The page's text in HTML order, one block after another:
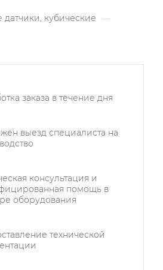
кубические —
заказа в течение дня
выезд специалиста на
консультация и
помощь в
оборудования
технической